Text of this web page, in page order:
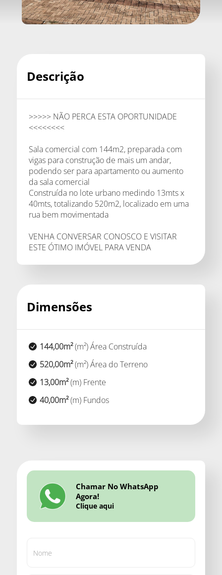
Descrição
>>>>> NÃO PERCA ESTA OPORTUNIDADE
<<<<<<<<
Sala comercial com 144m2, preparada com
vigas para construção de mais um andar,
podendo ser para apartamento ou aumento
da sala comercial
Construída no lote urbano medindo 13mts x
40mts, totalizando 520m2, localizado em uma
rua bem movimentada
VENHA CONVERSAR CONOSCO E VISITAR
ESTE ÓTIMO IMÓVEL PARA VENDA
Dimensões
144,00m²(m²) Área Construída
520,00m²(m²) Área do Terreno
13,00m²(m) Frente
40,00m²(m) Fundos
Chamar No WhatsApp
Agora!
Clique aqui